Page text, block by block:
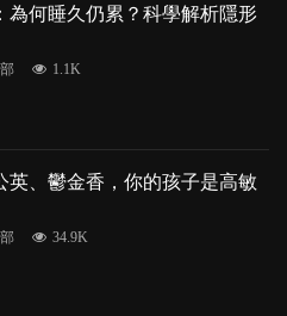
為何睡久仍累？科學解析隱形
1.1K
英、鬱金香，你的孩子是高敏
34.9K